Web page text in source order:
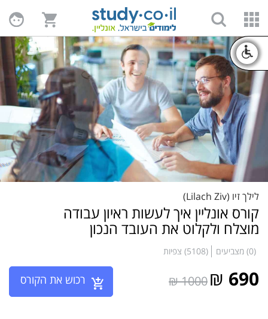
קורס אונליין איך לעשות ראיון עבודה
מוצלח ולקלוט את העובד הנכון
(0) מצביעים (5108) צפיות
690
₪
1000 ₪ רכוש את הקורס